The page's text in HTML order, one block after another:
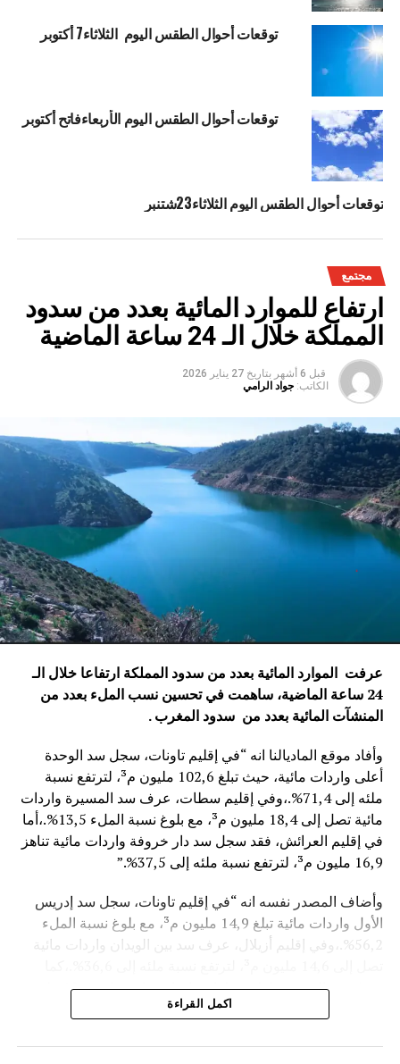
توقعات أحوال الطقس اليوم الثلاثاء7 أكتوبر
توقعات أحوال الطقس اليوم الأربعاءفاتح أكتوبر
توقعات أحوال الطقس اليوم الثلاثاء23شتنبر
مجتمع
ارتفاع للموارد المائية بعدد من سدود
المملكة خلال الـ 24 ساعة الماضية
قبل 6 أشهر بتاريخ 27 يناير 2026
الكاتب: جواد الرامي
عرفت الموارد المائية بعدد من سدود المملكة ارتفاعا خلال الـ
24 ساعة الماضية، ساهمت في تحسين نسب الملء بعدد من
المنشآت المائية بعدد من سدود المغرب .
وأفاد موقع الماديالنا انه “في إقليم تاونات، سجل سد الوحدة
أعلى واردات مائية، حيث تبلغ 102,6 مليون م³، لترتفع نسبة
ملئه إلى 71,4%.،وفي إقليم سطات، عرف سد المسيرة واردات
مائية تصل إلى 18,4 مليون م³، مع بلوغ نسبة الملء 13,5%.،أما
في إقليم العرائش، فقد سجل سد دار خروفة واردات مائية تناهز
16,9 مليون م³، لترتفع نسبة ملئه إلى 37,5%.”
وأضاف المصدر نفسه انه “في إقليم تاونات، سجل سد إدريس
الأول واردات مائية تبلغ 14,9 مليون م³، مع بلوغ نسبة الملء
56,2%.،وفي إقليم أزيلال، عرف سد بين الويدان واردات مائية
وتعكس هذه المعطيات الأثر الإيجابي على الثروة المائية
اكمل القراءة